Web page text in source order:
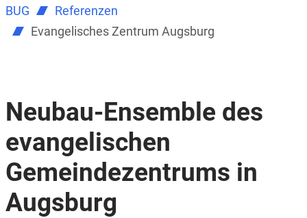
BUG
Referenzen
Evangelisches Zentrum Augsburg
Neubau-Ensemble des
evangelischen
Gemeindezentrums in
Augsburg